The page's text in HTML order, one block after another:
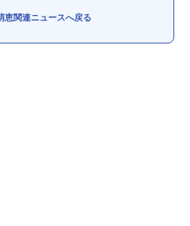
恵関連ニュースへ戻る